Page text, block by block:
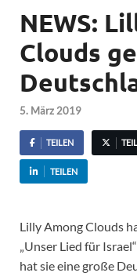
NEWS:
Clouds
5. März 2019
TEILEN
TEILEN
Lilly Among Clouds
„Unser Lied für
hat sie eine große